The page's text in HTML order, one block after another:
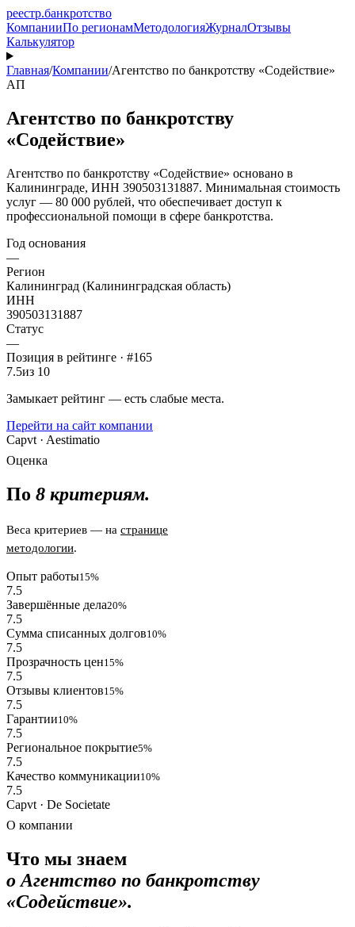
реестр.банкротство
КомпанииПо регионамМетодологияЖурналОтзывы
Калькулятор
Главная/Компании/Агентство по банкротству «Содействие»
АП
Агентство по банкротству
«Содействие»
Агентство по банкротству «Содействие» основано в
Калининграде, ИНН 390503131887. Минимальная стоимость
услуг — 80 000 рублей, что обеспечивает доступ к
профессиональной помощи в сфере банкротства.
Год основания
—
Регион
Калининград (Калининградская область)
ИНН
390503131887
Статус
—
Позиция в рейтинге · #165
7.5из 10
Замыкает рейтинг — есть слабые места.
Перейти на сайт компании
Capvt · Aestimatio
Оценка
По 8 критериям.
Веса критериев — на странице
методологии.
Опыт работы15%
7.5
Завершённые дела20%
7.5
Сумма списанных долгов10%
7.5
Прозрачность цен15%
7.5
Отзывы клиентов15%
7.5
Гарантии10%
7.5
Региональное покрытие5%
7.5
Качество коммуникации10%
7.5
Capvt · De Societate
О компании
Что мы знаем
о Агентство по банкротству
«Содействие».